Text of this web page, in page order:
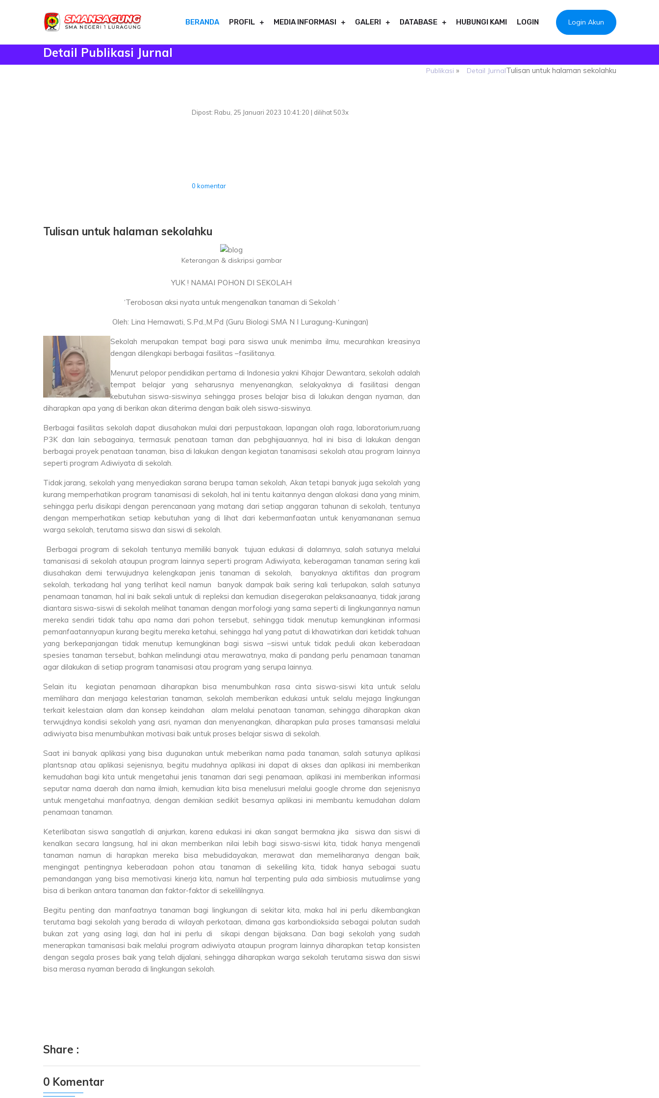
Login Akun
BERANDA PROFIL MEDIA INFORMASI GALERI DATABASE HUBUNGI KAMI LOGIN
Detail Publikasi Jurnal
Publikasi » Detail JurnalTulisan untuk halaman sekolahku
Dipost: Rabu, 25 Januari 2023 10:41:20 | dilihat 503x
0 komentar
Tulisan untuk halaman sekolahku
Keterangan & diskripsi gambar
YUK ! NAMAI POHON DI SEKOLAH
‘Terobosan aksi nyata untuk mengenalkan tanaman di Sekolah ‘
Oleh: Lina Hernawati, S.Pd.,M.Pd (Guru Biologi SMA N I Luragung-Kuningan)
Sekolah merupakan tempat bagi para siswa unuk menimba ilmu, mecurahkan kreasinya
dengan dilengkapi berbagai fasilitas –fasilitanya.
Menurut pelopor pendidikan pertama di Indonesia yakni Kihajar Dewantara, sekolah adalah
tempat belajar yang seharusnya menyenangkan, selakyaknya di fasilitasi dengan
kebutuhan siswa-siswinya sehingga proses belajar bisa di lakukan dengan nyaman, dan
diharapkan apa yang di berikan akan diterima dengan baik oleh siswa-siswinya.
Berbagai fasilitas sekolah dapat diusahakan mulai dari perpustakaan, lapangan olah raga, laboratorium,ruang
P3K dan lain sebagainya, termasuk penataan taman dan pebghijauannya, hal ini bisa di lakukan dengan
berbagai proyek penataan tanaman, bisa di lakukan dengan kegiatan tanamisasi sekolah atau program lainnya
seperti program Adiwiyata di sekolah.
Tidak jarang, sekolah yang menyediakan sarana berupa taman sekolah, Akan tetapi banyak juga sekolah yang
kurang memperhatikan program tanamisasi di sekolah, hal ini tentu kaitannya dengan alokasi dana yang minim,
sehingga perlu disikapi dengan perencanaan yang matang dari setiap anggaran tahunan di sekolah, tentunya
dengan memperhatikan setiap kebutuhan yang di lihat dari kebermanfaatan untuk kenyamananan semua
warga sekolah, terutama siswa dan siswi di sekolah.
Berbagai program di sekolah tentunya memiliki banyak tujuan edukasi di dalamnya, salah satunya melalui
tamanisasi di sekolah ataupun program lainnya seperti program Adiwiyata, keberagaman tanaman sering kali
diusahakan demi terwujudnya kelengkapan jenis tanaman di sekolah, banyaknya aktifitas dan program
sekolah, terkadang hal yang terlihat kecil namun banyak dampak baik sering kali terlupakan, salah satunya
penamaan tanaman, hal ini baik sekali untuk di repleksi dan kemudian disegerakan pelaksanaanya, tidak jarang
diantara siswa-siswi di sekolah melihat tanaman dengan morfologi yang sama seperti di lingkungannya namun
mereka sendiri tidak tahu apa nama dari pohon tersebut, sehingga tidak menutup kemungkinan informasi
pemanfaatannyapun kurang begitu mereka ketahui, sehingga hal yang patut di khawatirkan dari ketidak tahuan
yang berkepanjangan tidak menutup kemungkinan bagi siswa –siswi untuk tidak peduli akan keberadaan
spesies tanaman tersebut, bahkan melindungi atau merawatnya, maka di pandang perlu penamaan tanaman
agar dilakukan di setiap program tanamisasi atau program yang serupa lainnya.
Selain itu kegiatan penamaan diharapkan bisa menumbuhkan rasa cinta siswa-siswi kita untuk selalu
memlihara dan menjaga kelestarian tanaman, sekolah memberikan edukasi untuk selalu mejaga lingkungan
terkait kelestaian alam dan konsep keindahan alam melalui penataan tanaman, sehingga diharapkan akan
terwujdnya kondisi sekolah yang asri, nyaman dan menyenangkan, diharapkan pula proses tamansasi melalui
adiwiyata bisa menumbuhkan motivasi baik untuk proses belajar siswa di sekolah.
Saat ini banyak aplikasi yang bisa dugunakan untuk meberikan nama pada tanaman, salah satunya aplikasi
plantsnap atau aplikasi sejenisnya, begitu mudahnya aplikasi ini dapat di akses dan aplikasi ini memberikan
kemudahan bagi kita untuk mengetahui jenis tanaman dari segi penamaan, aplikasi ini memberikan informasi
seputar nama daerah dan nama ilmiah, kemudian kita bisa menelusuri melalui google chrome dan sejenisnya
untuk mengetahui manfaatnya, dengan demikian sedikit besarnya aplikasi ini membantu kemudahan dalam
penamaan tanaman.
Keterlibatan siswa sangatlah di anjurkan, karena edukasi ini akan sangat bermakna jika siswa dan siswi di
kenalkan secara langsung, hal ini akan memberikan nilai lebih bagi siswa-siswi kita, tidak hanya mengenali
tanaman namun di harapkan mereka bisa mebudidayakan, merawat dan memeliharanya dengan baik,
mengingat pentingnya keberadaan pohon atau tanaman di sekeliling kita, tidak hanya sebagai suatu
pemandangan yang bisa memotivasi kinerja kita, namun hal terpenting pula ada simbiosis mutualimse yang
bisa di berikan antara tanaman dan faktor-faktor di sekelililngnya.
Begitu penting dan manfaatnya tanaman bagi lingkungan di sekitar kita, maka hal ini perlu dikembangkan
terutama bagi sekolah yang berada di wilayah perkotaan, dimana gas karbondioksida sebagai polutan sudah
bukan zat yang asing lagi, dan hal ini perlu di sikapi dengan bijaksana. Dan bagi sekolah yang sudah
menerapkan tamanisasi baik melalui program adiwiyata ataupun program lainnya diharapkan tetap konsisten
dengan segala proses baik yang telah dijalani, sehingga diharapkan warga sekolah terutama siswa dan siswi
bisa merasa nyaman berada di lingkungan sekolah.
Share :
0 Komentar